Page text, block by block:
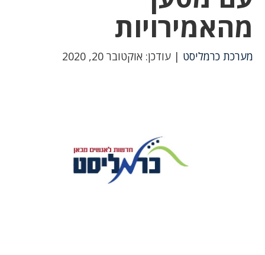
מהאמירויות
מערכת כרמליסט | עודכן: אוקטובר 20, 2020